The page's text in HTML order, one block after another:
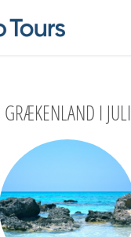
GRÆKENLAND I JULI